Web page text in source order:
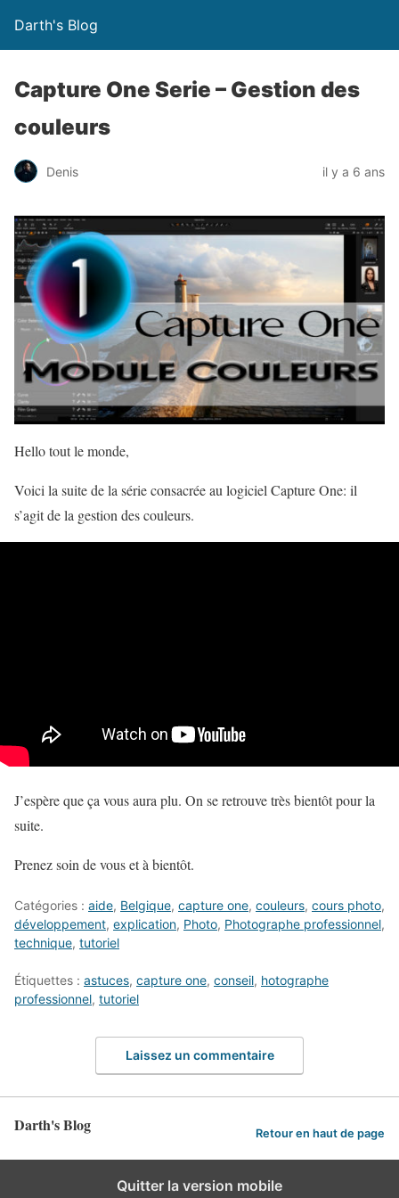
Darth's Blog
Capture One Serie – Gestion des
couleurs
Denis il y a 6 ans
Hello tout le monde,
Voici la suite de la série consacrée au logiciel Capture One: il
s’agit de la gestion des couleurs.
J’espère que ça vous aura plu. On se retrouve très bientôt pour la
suite.
Prenez soin de vous et à bientôt.
Catégories : aide, Belgique, capture one, couleurs, cours photo,
développement, explication, Photo, Photographe professionnel,
technique, tutoriel
Étiquettes : astuces, capture one, conseil, hotographe
professionnel, tutoriel
Laissez un commentaire
Darth's Blog Retour en haut de page
Quitter la version mobile